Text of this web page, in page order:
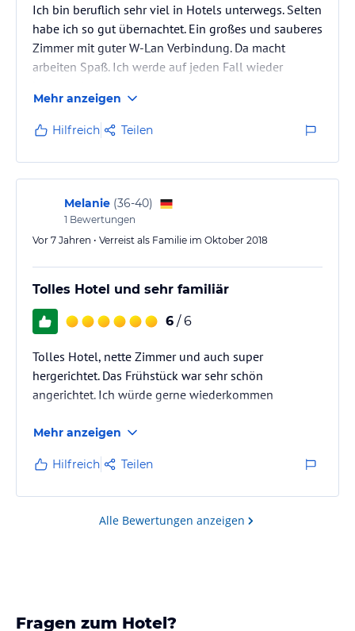
Ich bin beruflich sehr viel in Hotels unterwegs. Selten
habe ich so gut übernachtet. Ein großes und sauberes
Zimmer mit guter W-Lan Verbindung. Da macht
arbeiten Spaß. Ich werde auf jeden Fall wieder
Mehr anzeigen
Hilfreich Teilen
Melanie (36-40)
1 Bewertungen
Vor 7 Jahren • Verreist als Familie im Oktober 2018
Tolles Hotel und sehr familiär
6 / 6
Tolles Hotel, nette Zimmer und auch super
hergerichtet. Das Frühstück war sehr schön
angerichtet. Ich würde gerne wiederkommen
Mehr anzeigen
Hilfreich Teilen
Alle Bewertungen anzeigen
Fragen zum Hotel?